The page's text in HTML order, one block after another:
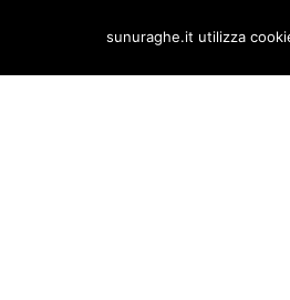
content
sunuraghe.it utilizza